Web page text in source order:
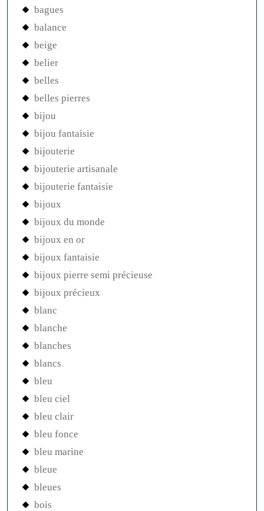
bagues
balance
beige
belier
belles
belles pierres
bijou
bijou fantaisie
bijouterie
bijouterie artisanale
bijouterie fantaisie
bijoux
bijoux du monde
bijoux en or
bijoux fantaisie
bijoux pierre semi précieuse
bijoux précieux
blanc
blanche
blanches
blancs
bleu
bleu ciel
bleu clair
bleu fonce
bleu marine
bleue
bleues
bois